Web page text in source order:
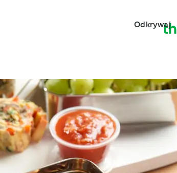
Odkrywaj